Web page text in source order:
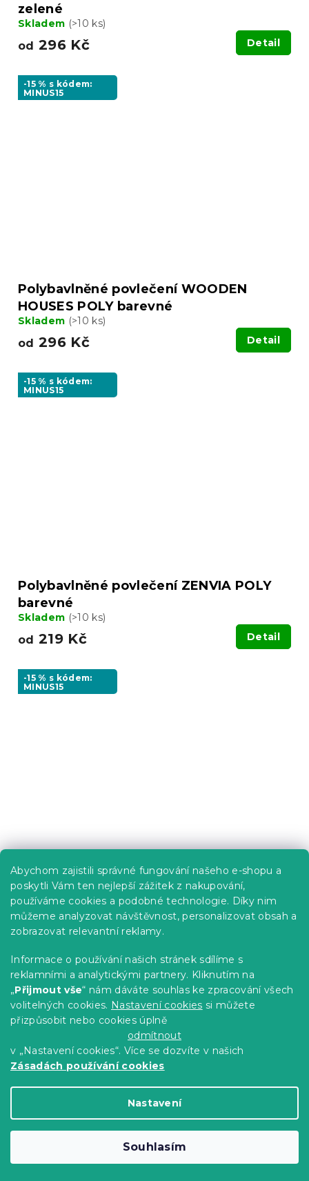
Abychom zajistili správné fungování našeho e-shopu a
poskytli Vám ten nejlepší zážitek z nakupování,
používáme cookies a podobné technologie. Díky nim
můžeme analyzovat návštěvnost, personalizovat obsah a
zobrazovat relevantní reklamy.
Informace o používání našich stránek sdílíme s
reklamními a analytickými partnery. Kliknutím na
„Přijmout vše“ nám dáváte souhlas ke zpracování všech
volitelných cookies. Nastavení cookies si můžete
přizpůsobit nebo cookies úplně
odmítnout
v „Nastavení cookies“. Více se dozvíte v našich
Zásadách používání cookies
Nastavení
Souhlasím
zelené
Skladem (>10 ks)
od 296 Kč Detail
-15 % s kódem:
MINUS15
Polybavlněné povlečení WOODEN
HOUSES POLY barevné
Skladem (>10 ks)
od 296 Kč Detail
-15 % s kódem:
MINUS15
Polybavlněné povlečení ZENVIA POLY
barevné
Skladem (>10 ks)
od 219 Kč Detail
-15 % s kódem:
MINUS15
Mikroplyšové povlečení COLORED CATS
krémové
Skladem(>10 ks)
od649 Kč
-15 % s kódem:
MINUS15